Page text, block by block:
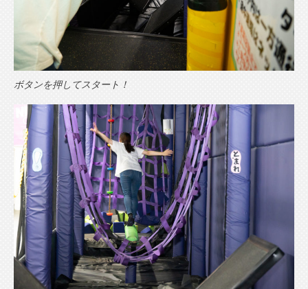
ボタンを押してスタート！